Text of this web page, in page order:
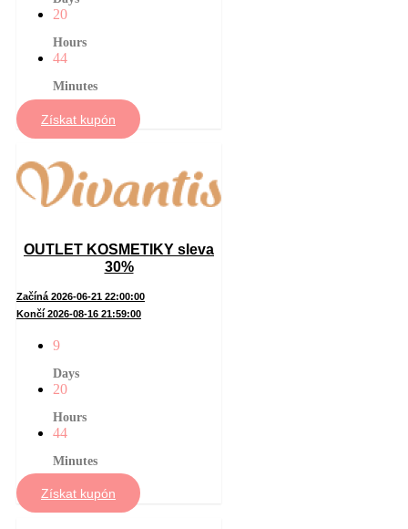
20
Hours
44
Minutes
Získat kupón
OUTLET KOSMETIKY sleva
30%
Začíná 2026-06-21 22:00:00
Končí 2026-08-16 21:59:00
9
Days
20
Hours
44
Minutes
Získat kupón